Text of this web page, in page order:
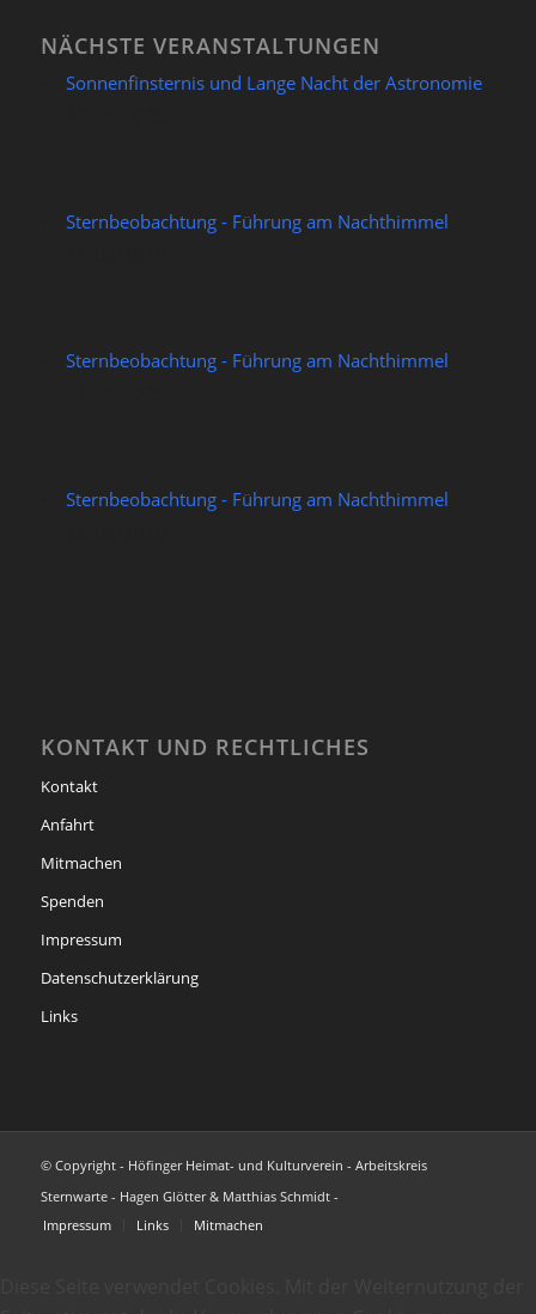
NÄCHSTE VERANSTALTUNGEN
Sonnenfinsternis und Lange Nacht der Astronomie
Sternbeobachtung - Führung am Nachthimmel
Sternbeobachtung - Führung am Nachthimmel
Sternbeobachtung - Führung am Nachthimmel
KONTAKT UND RECHTLICHES
Kontakt
Anfahrt
Mitmachen
Spenden
Impressum
Datenschutzerklärung
Links
© Copyright - Höfinger Heimat- und Kulturverein - Arbeitskreis
Sternwarte - Hagen Glötter & Matthias Schmidt -
Impressum
Links Mitmachen